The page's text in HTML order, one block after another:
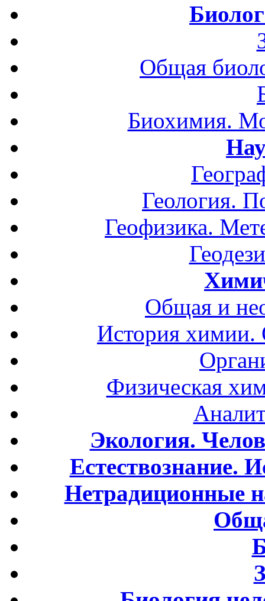
Общая
Биохимия.
Геология.
Геофизика.
Общая и
История
Физическая
Экология.
Естествознание.
Нетрадиционные